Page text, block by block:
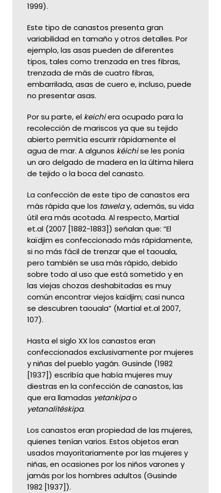
1999).
Este tipo de canastos presenta gran
variabilidad en tamaño y otros detalles. Por
ejemplo, las asas pueden de diferentes
tipos, tales como trenzada en tres fibras,
trenzada de más de cuatro fibras,
embarrilada, asas de cuero e, incluso, puede
no presentar asas.
Por su parte, el keichiera ocupado para la
recolección de mariscos ya que su tejido
abierto permitía escurrir rápidamente el
agua de mar. A algunos kéichise les ponía
un aro delgado de madera en la última hilera
de tejido o la boca del canasto.
La confección de este tipo de canastos era
más rápida que los tawelay, además, su vida
útil era más acotada. Al respecto, Martial
et.al (2007 [1882-1883]) señalan que: “El
kaïdjim es confeccionado más rápidamente,
si no más fácil de trenzar que el taouala,
pero también se usa más rápido, debido
sobre todo al uso que está sometido y en
las viejas chozas deshabitadas es muy
común encontrar viejos kaïdjim; casi nunca
se descubren taouala” (Martial et.al 2007,
107).
Hasta el siglo XX los canastos eran
confeccionados exclusivamente por mujeres
y niñas del pueblo yagán. Gusinde (1982
[1937]) escribía que había mujeres muy
diestras en la confección de canastos, las
que era llamadas yetankipao
yetanalitëskipa.
Los canastos eran propiedad de las mujeres,
quienes tenían varios. Estos objetos eran
usados mayoritariamente por las mujeres y
niñas, en ocasiones por los niños varones y
jamás por los hombres adultos (Gusinde
1982 [1937]).